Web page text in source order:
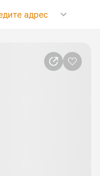
адрес